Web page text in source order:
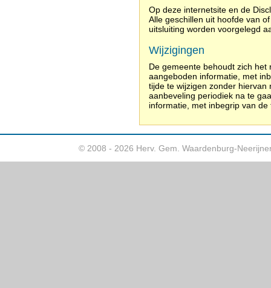
Op deze internetsite en de
Alle geschillen uit hoofde van
uitsluiting worden voorgelegd
Wijzigingen
De gemeente behoudt zich
aangeboden informatie, met
tijde te wijzigen zonder
aanbeveling periodiek na te
informatie, met inbegrip van
© 2008 - 2026 Herv. Gem. Waardenburg-